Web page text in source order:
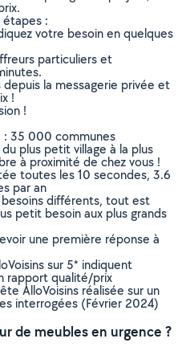
étapes :
votre besoin en quelques
particuliers et
la messagerie privée et
!
!
: 35 000 communes
plus petit village à la plus
à proximité de chez vous !
toutes les 10 secondes, 3.6
par an
différents, tout est
petit besoin aux plus grands
une première réponse à
sur 5* indiquent
rapport qualité/prix
AlloVoisins réalisée sur un
interrogées (Février 2024)
de meubles en urgence ?